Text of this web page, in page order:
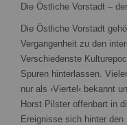
Die Östliche Vorstadt –
Die Östliche Vorstadt
Vergangenheit zu den
Verschiedenste
Spuren hinterlassen.
nur als ›Viertel‹ bekannt
Horst Pilster offenbart in
Ereignisse sich hinter